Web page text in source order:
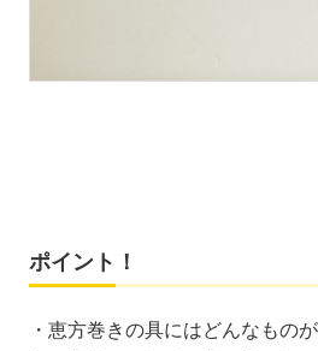
ポイント！
・恵方巻きの具にはどんなもの